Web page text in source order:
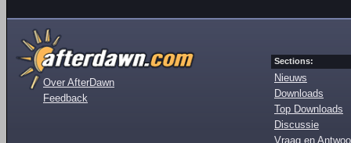
Over AfterDawn
Feedback
Sections:
Nieuws
Downloads
Top Downloads
Discussie
Vraag en